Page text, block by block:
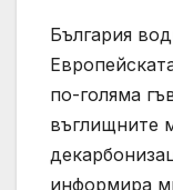
България
по-голяма
въглищните
информира